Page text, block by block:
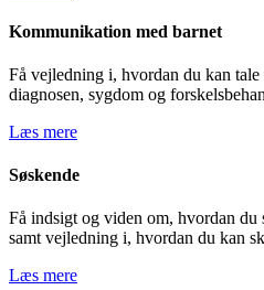
Kommunikation med barnet
Få vejledning i, hvordan du kan tale
diagnosen, sygdom og
Læs mere
Søskende
Få indsigt og viden om, hvordan du
samt vejledning i, hvordan du kan
Læs mere